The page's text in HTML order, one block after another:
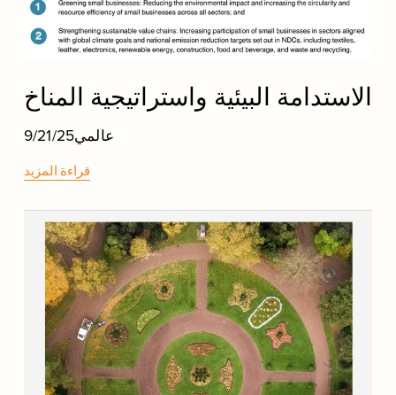
9/21/25عالمي
الاستدامة البيئية واستراتيجية المناخ
قراءة المزيد